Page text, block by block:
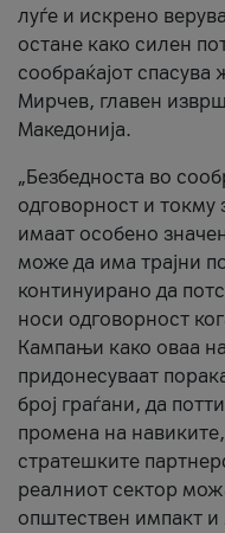
луѓе и искрено
остане како силен
сообраќајот спасува
Мирчев, главен
Македонија.
„Безбедноста во
одговорност и токму
имаат особено
може да има трајни
континуирано да
носи одговорност
Кампањи како оваа
придонесуваат
број граѓани, да
промена на
стратешките
реалниот сектор
општествен импакт